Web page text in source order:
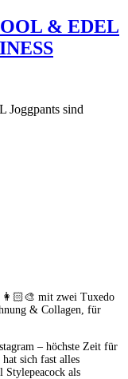
& EDEL
sind
mit zwei Tuxedo
& Collagen, für